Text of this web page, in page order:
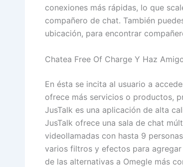
conexiones más rápidas, lo que
compañero de chat. También
ubicación, para encontrar
Chatea Free Of Charge Y Haz
En ésta se incita al usuario a
ofrece más servicios o productos,
JusTalk es una aplicación de alta
JusTalk ofrece una sala de chat
videollamadas con hasta 9
varios filtros y efectos para
de las alternativas a Omegle más